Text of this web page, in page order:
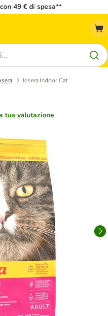
49 € di spesa**
Josera Indoor Cat
tua valutazione